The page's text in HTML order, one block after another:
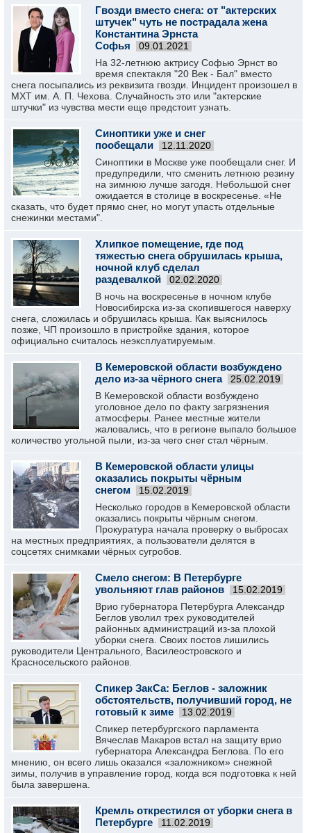
Гвозди вместо снега: от "актерских
штучек" чуть не пострадала жена
Константина Эрнста
Софья
09.01.2021
На 32-летнюю актрису Софью Эрнст во
время спектакля "20 Век - Бал" вместо
снега посыпались из реквизита гвозди. Инцидент произошел в
МХТ им. А. П. Чехова. Случайность это или "актерские
штучки" из чувства мести еще предстоит узнать.
Синоптики уже и снег
пообещали
12.11.2020
Синоптики в Москве уже пообещали снег. И
предупредили, что сменить летнюю резину
на зимнюю лучше загодя. Небольшой снег
ожидается в столице в воскресенье. «Не
сказать, что будет прямо снег, но могут упасть отдельные
снежинки местами".
Хлипкое помещение, где под
тяжестью снега обрушилась крыша,
ночной клуб сделал
раздевалкой
02.02.2020
В ночь на воскресенье в ночном клубе
Новосибирска из-за скопившегося наверху
снега, сложилась и обрушилась крыша. Как выяснилось
позже, ЧП произошло в пристройке здания, которое
официально считалось неэксплуатируемым.
В Кемеровской области возбуждено
дело из-за чёрного снега
25.02.2019
В Кемеровской области возбуждено
уголовное дело по факту загрязнения
атмосферы. Ранее местные жители
жаловались, что в регионе выпало большое
количество угольной пыли, из-за чего снег стал чёрным.
В Кемеровской области улицы
оказались покрыты чёрным
снегом
15.02.2019
Несколько городов в Кемеровской области
оказались покрыты чёрным снегом.
Прокуратура начала проверку о выбросах
на местных предприятиях, а пользователи делятся в
соцсетях снимками чёрных сугробов.
Смело снегом: В Петербурге
увольняют глав районов
15.02.2019
Врио губернатора Петербурга Александр
Беглов уволил трех руководителей
районных администраций из-за плохой
уборки снега. Своих постов лишились
руководители Центрального, Василеостровского и
Красносельского районов.
Спикер ЗакСа: Беглов - заложник
обстоятельств, получивший город, не
готовый к зиме
13.02.2019
Спикер петербургского парламента
Вячеслав Макаров встал на защиту врио
губернатора Александра Беглова. По его
мнению, он всего лишь оказался «заложником» снежной
зимы, получив в управление город, когда вся подготовка к ней
была завершена.
Кремль открестился от уборки снега в
Петербурге
11.02.2019